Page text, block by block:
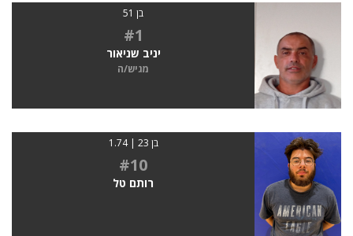
בן 51
#1
יניב שניאור
מגיש/ה
בן 23 | 1.74
#10
רותם טל